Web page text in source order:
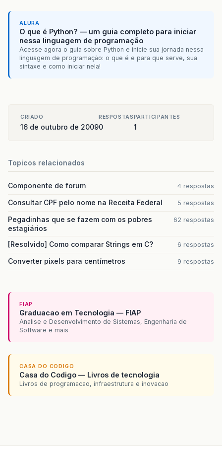
ALURA
O que é Python? — um guia completo para iniciar
nessa linguagem de programação
Acesse agora o guia sobre Python e inicie sua jornada nessa
linguagem de programação: o que é e para que serve, sua
sintaxe e como iniciar nela!
CRIADO
16 de outubro de 2009
RESPOSTAS
0
PARTICIPANTES
1
Topicos relacionados
Componente de forum 4 respostas
Consultar CPF pelo nome na Receita Federal 5 respostas
Pegadinhas que se fazem com os pobres
estagiários
62 respostas
[Resolvido] Como comparar Strings em C? 6 respostas
Converter pixels para centímetros 9 respostas
FIAP
Graduacao em Tecnologia — FIAP
Analise e Desenvolvimento de Sistemas, Engenharia de
Software e mais
CASA DO CODIGO
Casa do Codigo — Livros de tecnologia
Livros de programacao, infraestrutura e inovacao